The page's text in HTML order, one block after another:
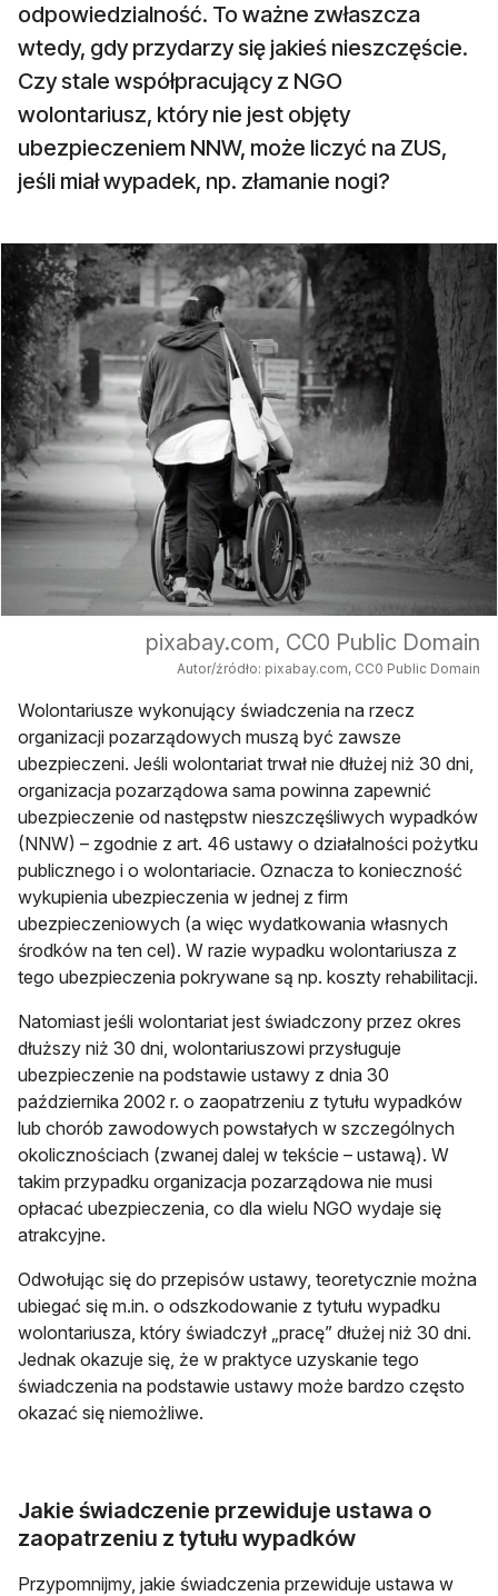
odpowiedzialność. To ważne zwłaszcza
wtedy, gdy przydarzy się jakieś nieszczęście.
Czy stale współpracujący z NGO
wolontariusz, który nie jest objęty
ubezpieczeniem NNW, może liczyć na ZUS,
jeśli miał wypadek, np. złamanie nogi?
pixabay.com, CC0 Public Domain
Autor/źródło: pixabay.com, CC0 Public Domain
Wolontariusze wykonujący świadczenia na rzecz
organizacji pozarządowych muszą być zawsze
ubezpieczeni. Jeśli wolontariat trwał nie dłużej niż 30 dni,
organizacja pozarządowa sama powinna zapewnić
ubezpieczenie od następstw nieszczęśliwych wypadków
(NNW) – zgodnie z art. 46 ustawy o działalności pożytku
publicznego i o wolontariacie. Oznacza to konieczność
wykupienia ubezpieczenia w jednej z firm
ubezpieczeniowych (a więc wydatkowania własnych
środków na ten cel). W razie wypadku wolontariusza z
tego ubezpieczenia pokrywane są np. koszty rehabilitacji.
Natomiast jeśli wolontariat jest świadczony przez okres
dłuższy niż 30 dni, wolontariuszowi przysługuje
ubezpieczenie na podstawie ustawy z dnia 30
października 2002 r. o zaopatrzeniu z tytułu wypadków
lub chorób zawodowych powstałych w szczególnych
okolicznościach (zwanej dalej w tekście – ustawą). W
takim przypadku organizacja pozarządowa nie musi
opłacać ubezpieczenia, co dla wielu NGO wydaje się
atrakcyjne.
Odwołując się do przepisów ustawy, teoretycznie można
ubiegać się m.in. o odszkodowanie z tytułu wypadku
wolontariusza, który świadczył „pracę” dłużej niż 30 dni.
Jednak okazuje się, że w praktyce uzyskanie tego
świadczenia na podstawie ustawy może bardzo często
okazać się niemożliwe.
Jakie świadczenie przewiduje ustawa o
zaopatrzeniu z tytułu wypadków
Przypomnijmy, jakie świadczenia przewiduje ustawa w